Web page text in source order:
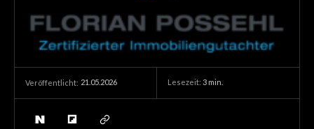
Veröffentlicht: 21.05.2026 Lesezeit: 3 min.